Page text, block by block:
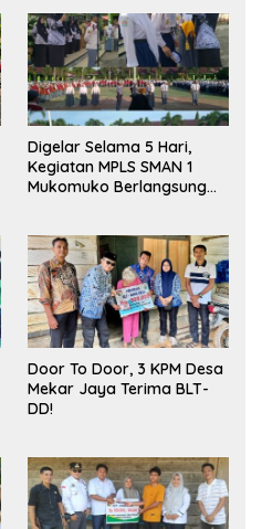
Digelar Selama 5 Hari,
Kegiatan MPLS SMAN 1
Mukomuko Berlangsung
Door To Door, 3 KPM Desa
Mekar Jaya Terima BLT-
DD!